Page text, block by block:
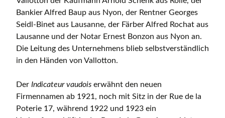
Bankier Alfred Baup aus Nyon, der Rentner Georges
Seidl-Binet aus Lausanne, der Färber Alfred Rochat aus
Lausanne und der Notar Ernest Bonzon aus Nyon an.
Die Leitung des Unternehmens blieb selbstverständlich
in den Händen von Vallotton.
Der Indicateur vaudois erwähnt den neuen
Firmennamen ab 1921, noch mit Sitz in der Rue de la
Poterie 17, während 1922 und 1923 ein